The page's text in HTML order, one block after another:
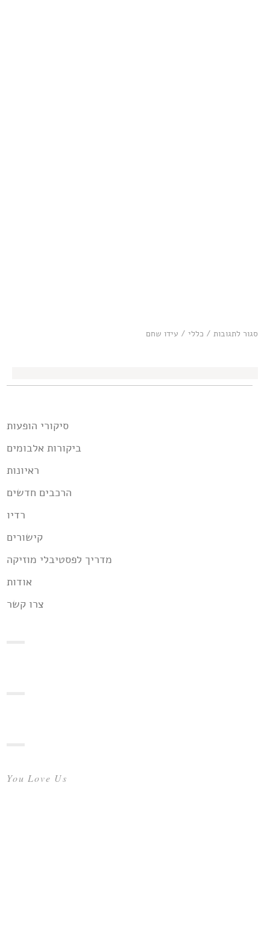
סגור לתגובותעל
/ כללי / עידו שחם
סיקורי הופעות
ביקורות אלבומים
ראיונות
הרכבים חדשים
רדיו
קישורים
מדריך לפסטיבלי מוזיקה
אודות
צרו קשר
You Love Us